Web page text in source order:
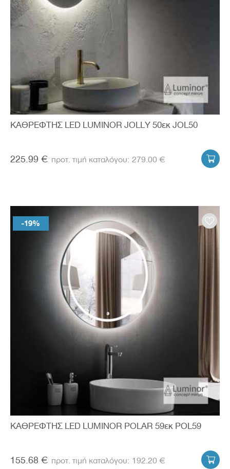
ΚΑΘΡΕΦΤΗΣ LED LUMINOR JOLLY 50εκ JOL50
225.99 € 279.00 € 
-19%
ΚΑΘΡΕΦΤΗΣ LED LUMINOR POLAR 59εκ POL59
155.68 € 192.20 € 